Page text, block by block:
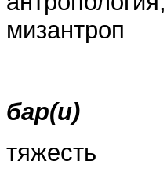
мизантроп
бар(и)
тяжесть